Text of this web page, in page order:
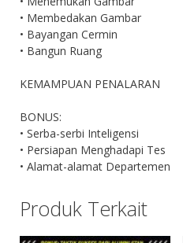
• Membedakan Gambar
• Bayangan Cermin
• Bangun Ruang
KEMAMPUAN PENALARAN
BONUS:
• Serba-serbi Inteligensi
• Persiapan Menghadapi Tes
• Alamat-alamat Departemen
Produk Terkait